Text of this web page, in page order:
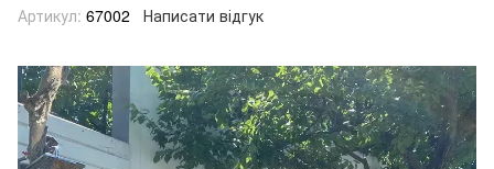
Артикул: 67002 Написати відгук